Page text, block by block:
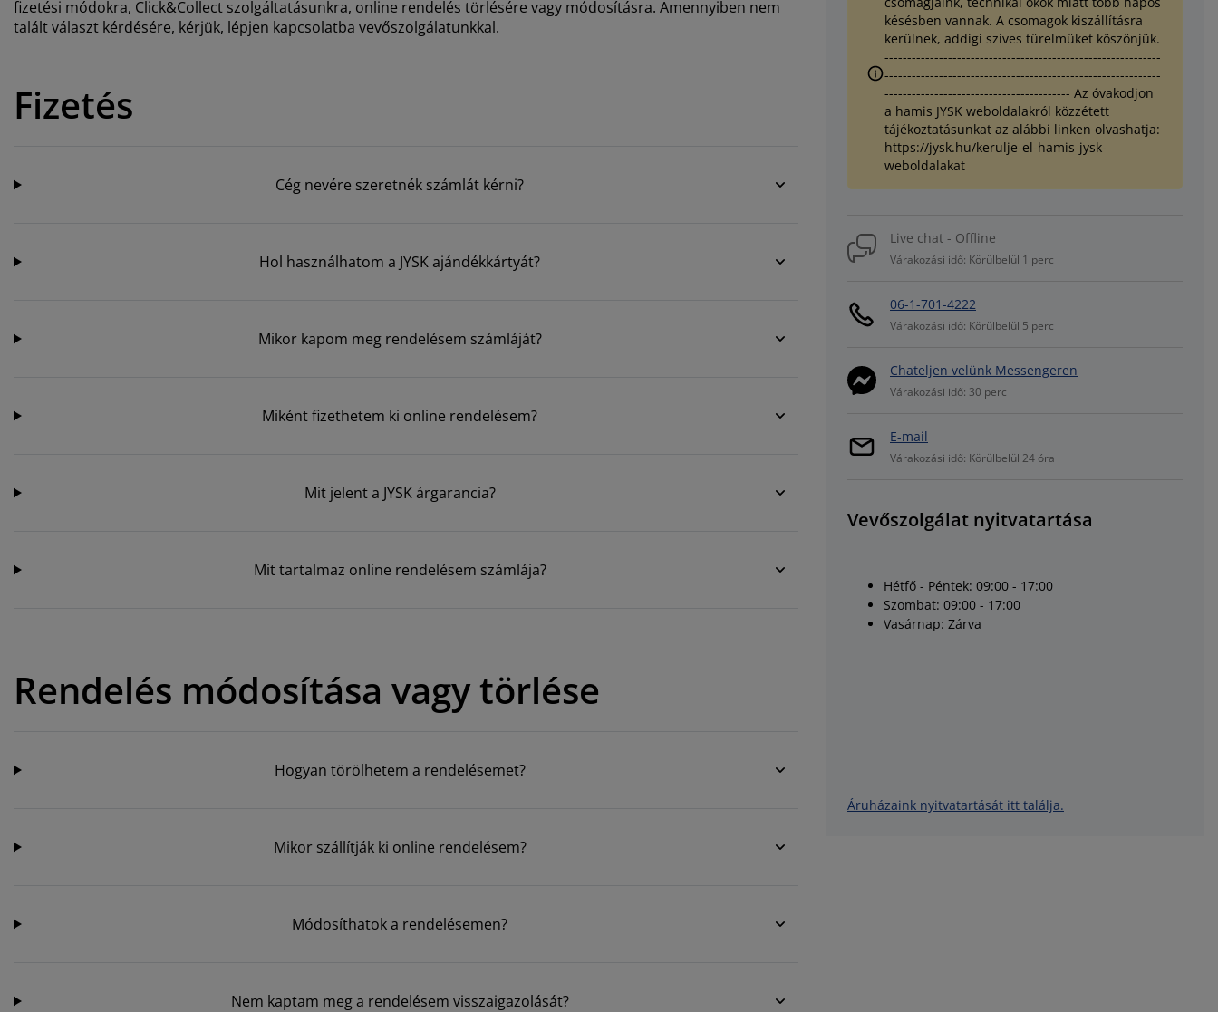
bútorok
és kiegészítők
világítás
fizetési módokra, Click&Collect szolgáltatásunkra, online rendelés törlésére vagy módosításra. Amennyiben nem
talált választ kérdésére, kérjük, lépjen kapcsolatba vevőszolgálatunkkal.
Fizetés
Cég nevére szeretnék számlát kérni?
Hol használhatom a JYSK ajándékkártyát?
Mikor kapom meg rendelésem számláját?
Miként fizethetem ki online rendelésem?
Mit jelent a JYSK árgarancia?
Mit tartalmaz online rendelésem számlája?
Rendelés módosítása vagy törlése
Hogyan törölhetem a rendelésemet?
Mikor szállítják ki online rendelésem?
Módosíthatok a rendelésemen?
Nem kaptam meg a rendelésem visszaigazolását?
késésben vannak. A csomagok kiszállításra
kerülnek, addigi szíves türelmüket köszönjük.
-------------------------------------------------------------
-------------------------------------------------------------
----------------------------------------- Az óvakodjon
a hamis JYSK weboldalakról közzétett
tájékoztatásunkat az alábbi linken olvashatja:
https://jysk.hu/kerulje-el-hamis-jysk-
weboldalakat
Live chat - Offline
Várakozási idő: Körülbelül 1 perc
06-1-701-4222
Várakozási idő: Körülbelül 5 perc
Chateljen velünk Messengeren
Várakozási idő: 30 perc
E-mail
Várakozási idő: Körülbelül 24 óra
Vevőszolgálat nyitvatartása
Hétfő - Péntek: 09:00 - 17:00
Szombat: 09:00 - 17:00
Vasárnap: Zárva
Áruházaink nyitvatartását itt találja.